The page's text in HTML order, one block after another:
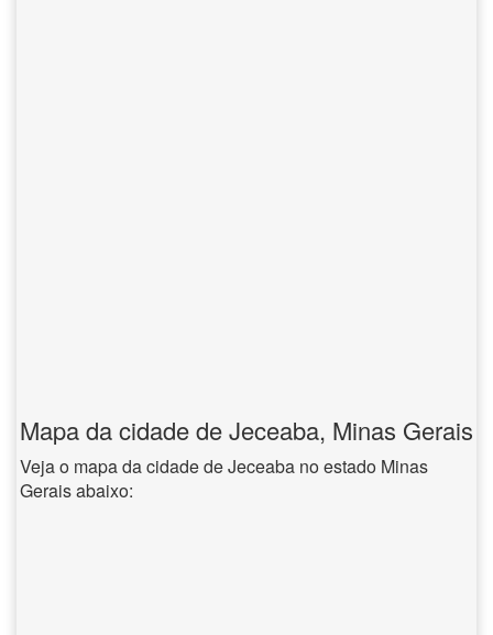
Mapa da cidade de Jeceaba, Minas Gerais
Veja o mapa da cidade de Jeceaba no estado Minas
Gerais abaixo: